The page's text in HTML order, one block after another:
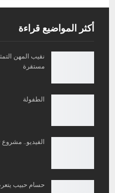
أكثر المواضيع قراءة
نقيب المهن
مستقرة
الطفولة
الفيديو..
حسام حبيب